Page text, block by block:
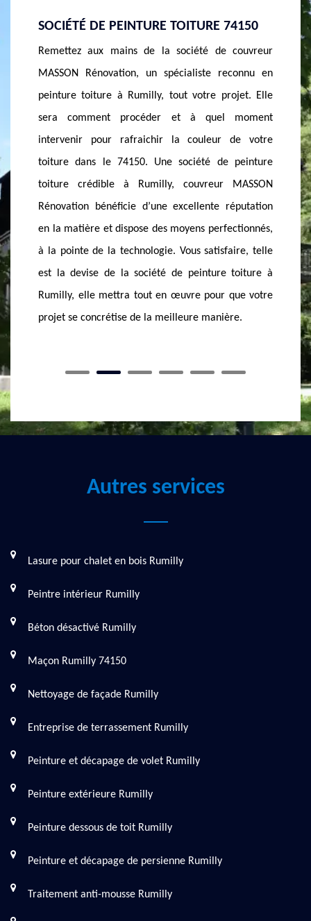
telle
à
votre
FIEZ-VOUS À LA SOCIÉTÉ DE PEINTURE
TOITURE À RUMILLY
Reconnue comme le meilleur couvreur peintre
dans le 74150, la société de couvreur MASSON
Rénovation à Rumilly développe un savoir-faire
inégalé à la hauteur de sa notoriété. La société de
peinture toiture à Rumilly, de par ses plusieurs
années d’expérience, reste votre conseiller et
compagnon indispensable. Des travaux soignés, des
peintures de haute qualité, des techniques
éprouvées, des conseils professionnels, des tarifs
tout à fait abordables,…autant d’atouts que la
société de peinture toiture à Rumilly met à votre
portée pour votre plus grande satisfaction et pour
de
met
bien
de
de
Autres services
Lasure pour chalet en bois Rumilly
Peintre intérieur Rumilly
Béton désactivé Rumilly
Maçon Rumilly 74150
Nettoyage de façade Rumilly
Entreprise de terrassement Rumilly
Peinture et décapage de volet Rumilly
Peinture extérieure Rumilly
Peinture dessous de toit Rumilly
Peinture et décapage de persienne Rumilly
Traitement anti-mousse Rumilly